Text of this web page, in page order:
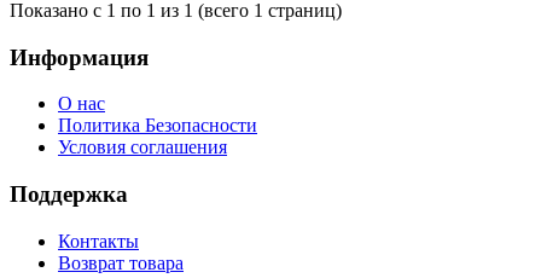
Показано с 1 по 1 из 1 (всего 1 страниц)
Информация
О нас
Политика Безопасности
Условия соглашения
Поддержка
Контакты
Возврат товара